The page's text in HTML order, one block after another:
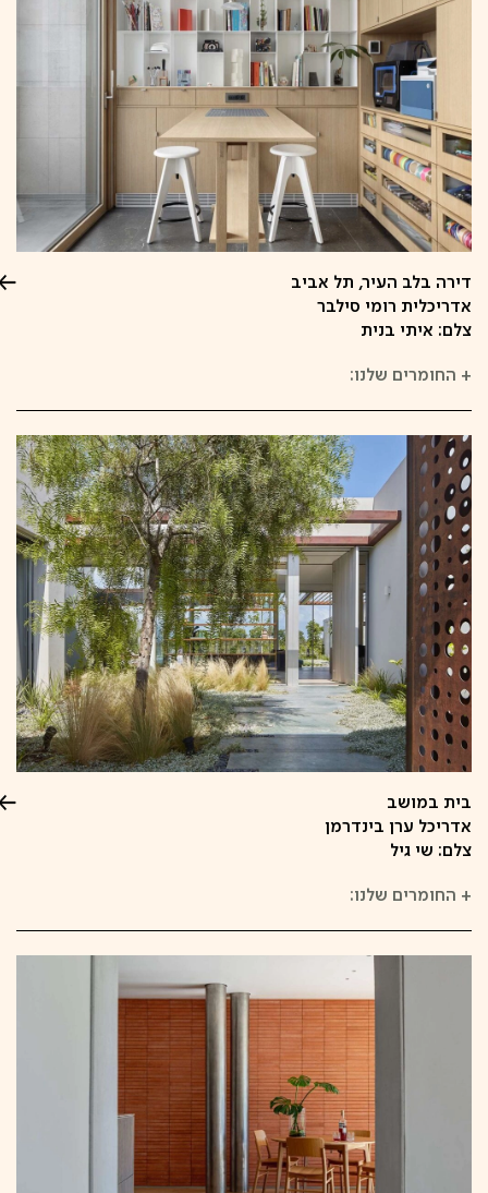
דירה בלב העיר, תל אביב
אדריכלית רומי סילבר
צלם: איתי בנית
+ החומרים שלנו:
בית במושב
אדריכל ערן בינדרמן
צלם: שי גיל
+ החומרים שלנו: